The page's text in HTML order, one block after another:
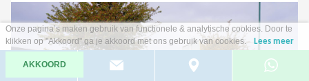
Onze pagina’s maken gebruik van functionele & analytische cookies. Door te
klikken op "Akkoord" ga je akkoord met ons gebruik van cookies.
Lees meer
AKKOORD